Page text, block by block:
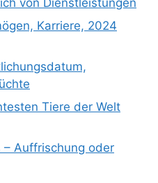
Karriere, 2024
Tiere der Welt
– Auffrischung oder